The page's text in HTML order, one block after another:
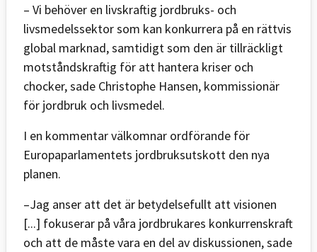
– Vi behöver en livskraftig jordbruks- och
livsmedelssektor som kan konkurrera på en rättvis
global marknad, samtidigt som den är tillräckligt
motståndskraftig för att hantera kriser och
chocker, sade Christophe Hansen, kommissionär
för jordbruk och livsmedel.
I en kommentar välkomnar ordförande för
Europaparlamentets jordbruksutskott den nya
planen.
–Jag anser att det är betydelsefullt att visionen
[...] fokuserar på våra jordbrukares konkurrenskraft
och att de måste vara en del av diskussionen, sade